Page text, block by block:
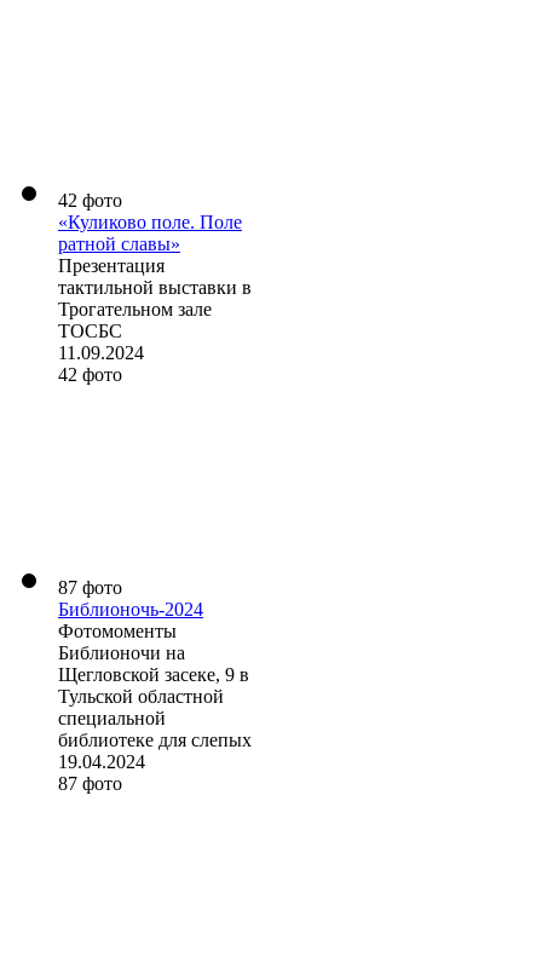
42 фото
«Куликово поле. Поле
ратной славы»
Презентация
тактильной выставки в
Трогательном зале
ТОСБС
11.09.2024
42 фото
87 фото
Библионочь-2024
Фотомоменты
Библионочи на
Щегловской засеке, 9 в
Тульской областной
специальной
библиотеке для слепых
19.04.2024
87 фото